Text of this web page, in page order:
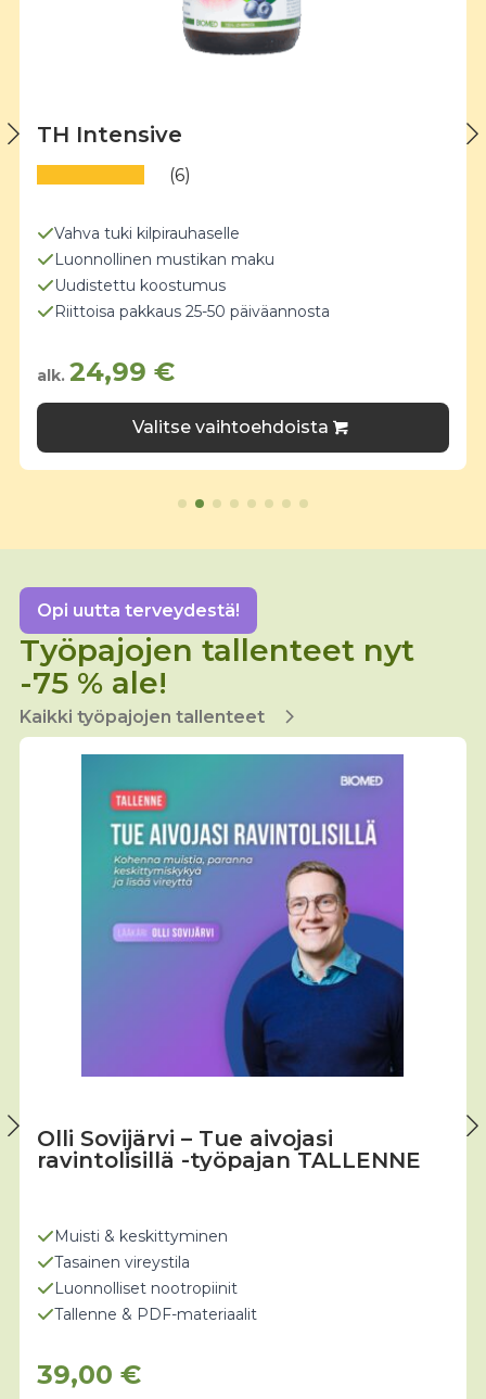
Vahva tuki kilpirauhaselle
Luonnollinen mustikan maku
Uudistettu koostumus
Riittoisa pakkaus 25-50 päiväannosta
alk. 24,99€
TH Intensive
(6)
Valitse vaihtoehdoista
Tällä
on
useampi
valinnat
Opi uutta terveydestä!
Työpajojen tallenteet nyt
-75 % ale!
Kaikki työpajojen tallenteet
Muisti & keskittyminen
Tasainen vireystila
Luonnolliset nootropiinit
Tallenne & PDF-materiaalit
39,00€
Olli Sovijärvi – Tue aivojasi
ravintolisillä -työpajan TALLENNE